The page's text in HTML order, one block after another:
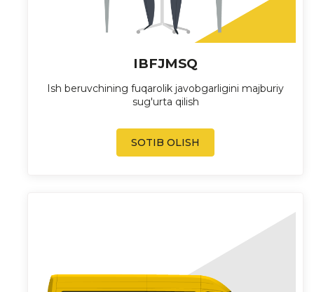
IBFJMSQ
Ish beruvchining fuqarolik javobgarligini majburiy
sug'urta qilish
SOTIB OLISH